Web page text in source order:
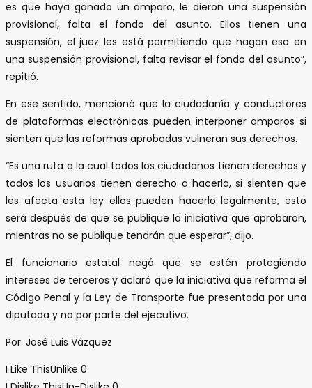
es que haya ganado un amparo, le dieron una suspensión
provisional, falta el fondo del asunto. Ellos tienen una
suspensión, el juez les está permitiendo que hagan eso en
una suspensión provisional, falta revisar el fondo del asunto”,
repitió.
En ese sentido, mencionó que la ciudadanía y conductores
de plataformas electrónicas pueden interponer amparos si
sienten que las reformas aprobadas vulneran sus derechos.
“Es una ruta a la cual todos los ciudadanos tienen derechos y
todos los usuarios tienen derecho a hacerla, si sienten que
les afecta esta ley ellos pueden hacerlo legalmente, esto
será después de que se publique la iniciativa que aprobaron,
mientras no se publique tendrán que esperar”, dijo.
El funcionario estatal negó que se estén protegiendo
intereses de terceros y aclaró que la iniciativa que reforma el
Código Penal y la Ley de Transporte fue presentada por una
diputada y no por parte del ejecutivo.
Por: José Luis Vázquez
I Like ThisUnlike 0